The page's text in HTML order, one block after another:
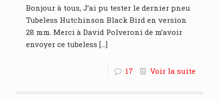
Bonjour à tous, J’ai pu tester le dernier pneu
Tubeless Hutchinson Black Bird en version
28 mm. Merci à David Polveroni de m’avoir
envoyer ce tubeless […]
17 Voir la suite